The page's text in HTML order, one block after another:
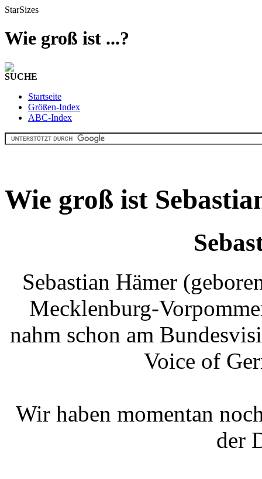
StarSizes
Wie groß ist ...?
SUCHE
Startseite
Größen-Index
ABC-Index
Wie groß ist
Sebastian Hämer
Mecklenburg-
nahm schon am
Voice of
Wir haben momentan
der